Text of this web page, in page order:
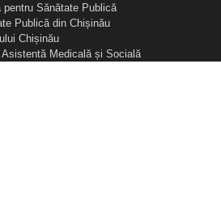
pentru Sănătate Publică
Publică din Chișinău
Chișinău
Asistentă Medicală și Socială